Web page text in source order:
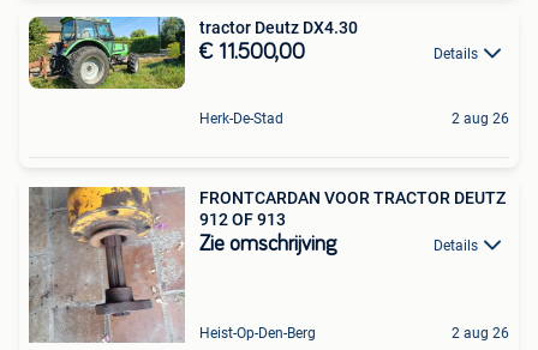
tractor Deutz DX4.30
€ 11.500,00 Details
Herk-De-Stad 2 aug 26
FRONTCARDAN VOOR TRACTOR DEUTZ
912 OF 913
Zie omschrijving Details
Heist-Op-Den-Berg 2 aug 26